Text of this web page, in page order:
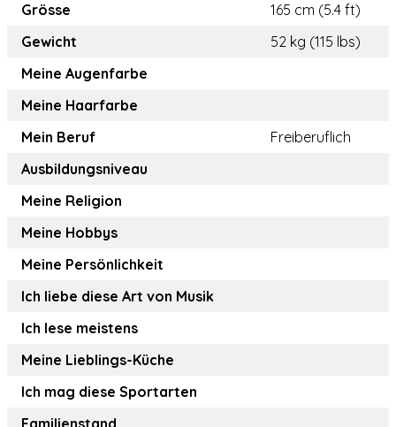
Grösse
165 cm (5.4 ft)
Gewicht
52 kg (115 lbs)
Meine Augenfarbe
Meine Haarfarbe
Mein Beruf
Freiberuflich
Ausbildungsniveau
Meine Religion
Meine Hobbys
Meine Persönlichkeit
Ich liebe diese Art von Musik
Ich lese meistens
Meine Lieblings-Küche
Ich mag diese Sportarten